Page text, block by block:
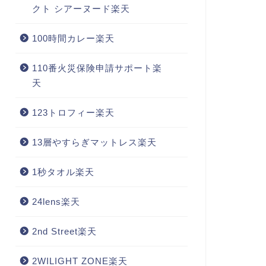
クト シアーヌード楽天
100時間カレー楽天
110番火災保険申請サポート楽
天
123トロフィー楽天
13層やすらぎマットレス楽天
1秒タオル楽天
24lens楽天
2nd Street楽天
2WILIGHT ZONE楽天